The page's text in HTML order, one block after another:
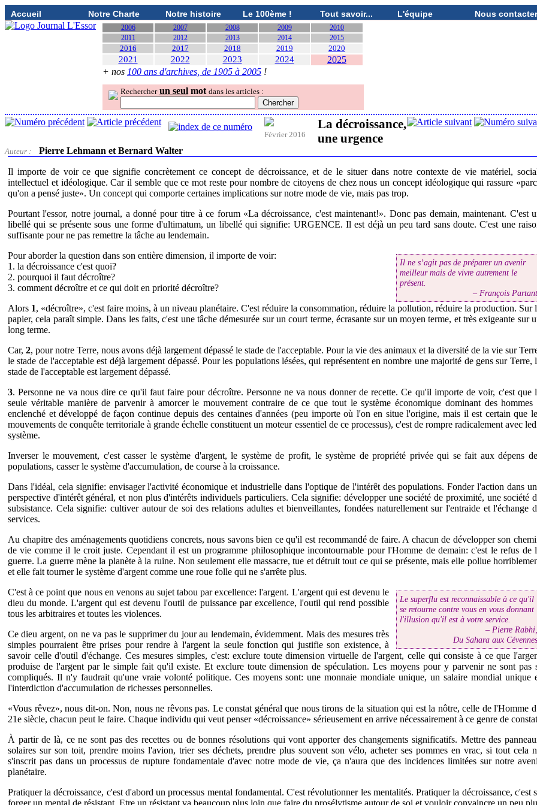
Accueil Notre Charte Notre histoire Le 100ème ! Tout savoir... L'équipe Nous contacter
2006 2007 2008 2009
2010
2011
2012 2013 2014 2015
2016 2017 2018 2019 2020
2021 2022 2023 2024
2025
+ nos 100 ans d'archives, de 1905 à 2005 !
Rechercher un seul mot dans les articles :
Février 2016
La décroissance,
une urgence
Auteur : Pierre Lehmann et Bernard Walter
Il importe de voir ce que signifie concrètement ce concept de décroissance, et de le situer dans notre contexte de vie matériel,
intellectuel et idéologique. Car il semble que ce mot reste pour nombre de citoyens de chez nous un concept idéologique qui rassure
qu'on a pensé juste». Un concept qui comporte certaines implications sur notre mode de vie, mais pas trop.
Pourtant l'essor, notre journal, a donné pour titre à ce forum «La décroissance, c'est maintenant!». Donc pas demain, maintenant. C'est
libellé qui se présente sous une forme d'ultimatum, un libellé qui signifie: URGENCE. Il est déjà un peu tard sans doute. C'est une
suffisante pour ne pas remettre la tâche au lendemain.
Il ne s’agit pas de préparer un avenir
meilleur mais de vivre autrement le
présent.
François Partant
Pour aborder la question dans son entière dimension, il importe de voir:
1. la décroissance c'est quoi?
2. pourquoi il faut décroître?
3. comment décroître et ce qui doit en priorité décroître?
Alors 1, «décroître», c'est faire moins, à un niveau planétaire. C'est réduire la consommation, réduire la pollution, réduire la production. Sur
papier, cela paraît simple. Dans les faits, c'est une tâche démesurée sur un court terme, écrasante sur un moyen terme, et très exigeante sur
long terme.
Car, 2, pour notre Terre, nous avons déjà largement dépassé le stade de l'acceptable. Pour la vie des animaux et la diversité de la vie sur
le stade de l'acceptable est déjà largement dépassé. Pour les populations lésées, qui représentent en nombre une majorité de gens sur Terre,
stade de l'acceptable est largement dépassé.
3. Personne ne va nous dire ce qu'il faut faire pour décroître. Personne ne va nous donner de recette. Ce qu'il importe de voir, c'est que
seule véritable manière de parvenir à amorcer le mouvement contraire de ce que tout le système économique dominant des hommes
enclenché et développé de façon continue depuis des centaines d'années (peu importe où l'on en situe l'origine, mais il est certain que
mouvements de conquête territoriale à grande échelle constituent un moteur essentiel de ce processus), c'est de rompre radicalement avec
système.
Inverser le mouvement, c'est casser le système d'argent, le système de profit, le système de propriété privée qui se fait aux dépens
populations, casser le système d'accumulation, de course à la croissance.
Dans l'idéal, cela signifie: envisager l'activité économique et industrielle dans l'optique de l'intérêt des populations. Fonder l'action dans
perspective d'intérêt général, et non plus d'intérêts individuels particuliers. Cela signifie: développer une société de proximité, une société
subsistance. Cela signifie: cultiver autour de soi des relations adultes et bienveillantes, fondées naturellement sur l'entraide et l'échange
services.
Au chapitre des aménagements quotidiens concrets, nous savons bien ce qu'il est recommandé de faire. A chacun de développer son
de vie comme il le croit juste. Cependant il est un programme philosophique incontournable pour l'Homme de demain: c'est le refus de
guerre. La guerre mène la planète à la ruine. Non seulement elle massacre, tue et détruit tout ce qui se présente, mais elle pollue
et elle fait tourner le système d'argent comme une roue folle qui ne s'arrête plus.
Le superflu est reconnaissable à ce qu'il
se retourne contre vous en vous donnant
l'illusion qu'il est à votre service.
Pierre Rabhi,
Du Sahara aux Cévennes
C'est à ce point que nous en venons au sujet tabou par excellence: l'argent. L'argent qui est devenu le
dieu du monde. L'argent qui est devenu l'outil de puissance par excellence, l'outil qui rend possible
tous les arbitraires et toutes les violences.
Ce dieu argent, on ne va pas le supprimer du jour au lendemain, évidemment. Mais des mesures très
simples pourraient être prises pour rendre à l'argent la seule fonction qui justifie son existence, à
savoir celle d'outil d'échange. Ces mesures simples, c'est: exclure toute dimension virtuelle de l'argent, celle qui consiste à ce que
produise de l'argent par le simple fait qu'il existe. Et exclure toute dimension de spéculation. Les moyens pour y parvenir ne sont pas
compliqués. Il n'y faudrait qu'une vraie volonté politique. Ces moyens sont: une monnaie mondiale unique, un salaire mondial unique
l'interdiction d'accumulation de richesses personnelles.
«Vous rêvez», nous dit-on. Non, nous ne rêvons pas. Le constat général que nous tirons de la situation qui est la nôtre, celle de l'Homme
21e siècle, chacun peut le faire. Chaque individu qui veut penser «décroissance» sérieusement en arrive nécessairement à ce genre de
À partir de là, ce ne sont pas des recettes ou de bonnes résolutions qui vont apporter des changements significatifs. Mettre des
solaires sur son toit, prendre moins l'avion, trier ses déchets, prendre plus souvent son vélo, acheter ses pommes en vrac, si tout cela
s'inscrit pas dans un processus de rupture fondamentale d'avec notre mode de vie, ça n'aura que des incidences limitées sur notre
planétaire.
Pratiquer la décroissance, c'est d'abord un processus mental fondamental. C'est révolutionner les mentalités. Pratiquer la décroissance, c'est
forger un mental de résistant. Etre un résistant va beaucoup plus loin que faire du prosélytisme autour de soi et vouloir convaincre un peu